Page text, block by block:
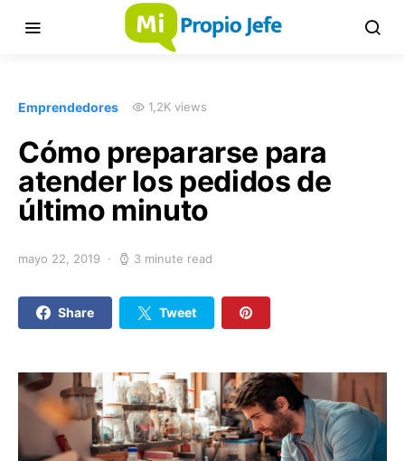
Emprendedores 1,2K views
Cómo prepararse para
atender los pedidos de
último minuto
mayo 22, 2019 3 minute read
Share Tweet